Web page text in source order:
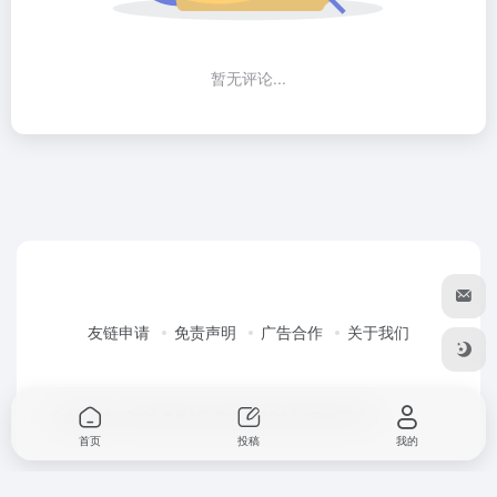
暂无评论...
友链申请 免责声明 广告合作 关于我们
Copyright © 2026 春风AI工具箱粤ICP备18096679号-2
首页 投稿 我的